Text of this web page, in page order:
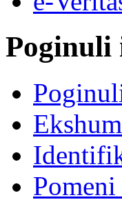
Poginuli